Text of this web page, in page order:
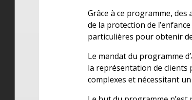
Grâce à ce programme,
de la protection de
particulières pour obtenir
Le mandat du programme
la représentation de clients
complexes et nécessitant